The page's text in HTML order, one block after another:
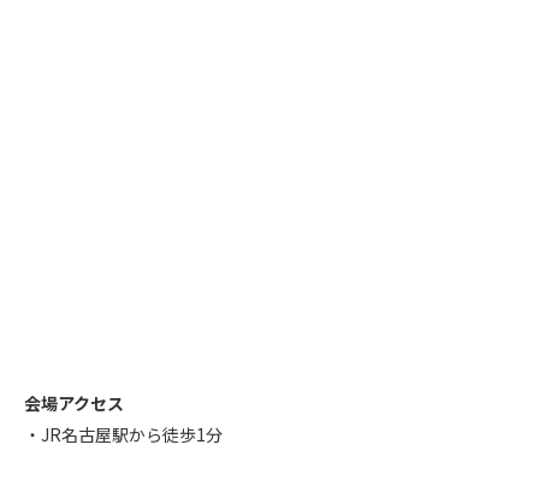
会場アクセス
・JR名古屋駅から徒歩1分